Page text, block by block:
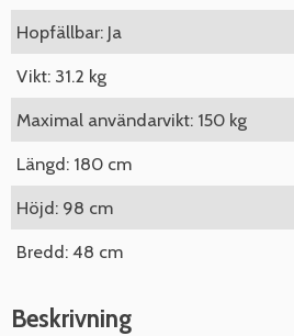
Hopfällbar: Ja
Vikt: 31.2 kg
Maximal användarvikt: 150 kg
Längd: 180 cm
Höjd: 98 cm
Bredd: 48 cm
Beskrivning